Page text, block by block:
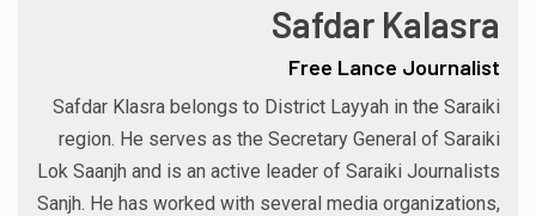
Safdar Kalasra
Free Lance Journalist
Safdar Klasra belongs to District Layyah in the Saraiki
region. He serves as the Secretary General of Saraiki
Lok Saanjh and is an active leader of Saraiki Journalists
Sanjh. He has worked with several media organizations,